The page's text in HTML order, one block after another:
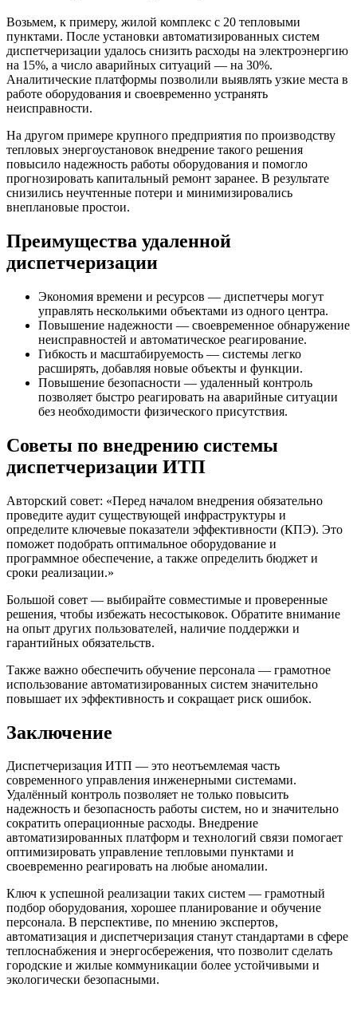
Возьмем, к примеру, жилой комплекс с 20 тепловыми
пунктами. После установки автоматизированных систем
диспетчеризации удалось снизить расходы на электроэнергию
на 15%, а число аварийных ситуаций — на 30%.
Аналитические платформы позволили выявлять узкие места в
работе оборудования и своевременно устранять
неисправности.
На другом примере крупного предприятия по производству
тепловых энергоустановок внедрение такого решения
повысило надежность работы оборудования и помогло
прогнозировать капитальный ремонт заранее. В результате
снизились неучтенные потери и минимизировались
внеплановые простои.
Преимущества удаленной
диспетчеризации
Экономия времени и ресурсов — диспетчеры могут
управлять несколькими объектами из одного центра.
Повышение надежности — своевременное обнаружение
неисправностей и автоматическое реагирование.
Гибкость и масштабируемость — системы легко
расширять, добавляя новые объекты и функции.
Повышение безопасности — удаленный контроль
позволяет быстро реагировать на аварийные ситуации
без необходимости физического присутствия.
Советы по внедрению системы
диспетчеризации ИТП
Авторский совет: «Перед началом внедрения обязательно
проведите аудит существующей инфраструктуры и
определите ключевые показатели эффективности (КПЭ). Это
поможет подобрать оптимальное оборудование и
программное обеспечение, а также определить бюджет и
сроки реализации.»
Большой совет — выбирайте совместимые и проверенные
решения, чтобы избежать несостыковок. Обратите внимание
на опыт других пользователей, наличие поддержки и
гарантийных обязательств.
Также важно обеспечить обучение персонала — грамотное
использование автоматизированных систем значительно
повышает их эффективность и сокращает риск ошибок.
Заключение
Диспетчеризация ИТП — это неотъемлемая часть
современного управления инженерными системами.
Удалённый контроль позволяет не только повысить
надежность и безопасность работы систем, но и значительно
сократить операционные расходы. Внедрение
автоматизированных платформ и технологий связи помогает
оптимизировать управление тепловыми пунктами и
своевременно реагировать на любые аномалии.
Ключ к успешной реализации таких систем — грамотный
подбор оборудования, хорошее планирование и обучение
персонала. В перспективе, по мнению экспертов,
автоматизация и диспетчеризация станут стандартами в сфере
теплоснабжения и энергосбережения, что позволит сделать
городские и жилые коммуникации более устойчивыми и
экологически безопасными.